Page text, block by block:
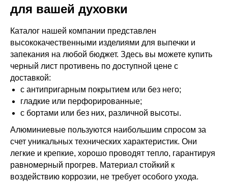
для вашей духовки
Каталог нашей компании представлен
высококачественными изделиями для выпечки и
запекания на любой бюджет. Здесь вы можете купить
черный лист противень по доступной цене с
доставкой:
с антипригарным покрытием или без него;
гладкие или перфорированные;
с бортами или без них, различной высоты.
Алюминиевые пользуются наибольшим спросом за
счет уникальных технических характеристик. Они
легкие и крепкие, хорошо проводят тепло, гарантируя
равномерный прогрев. Материал стойкий к
воздействию коррозии, не требует особого ухода.